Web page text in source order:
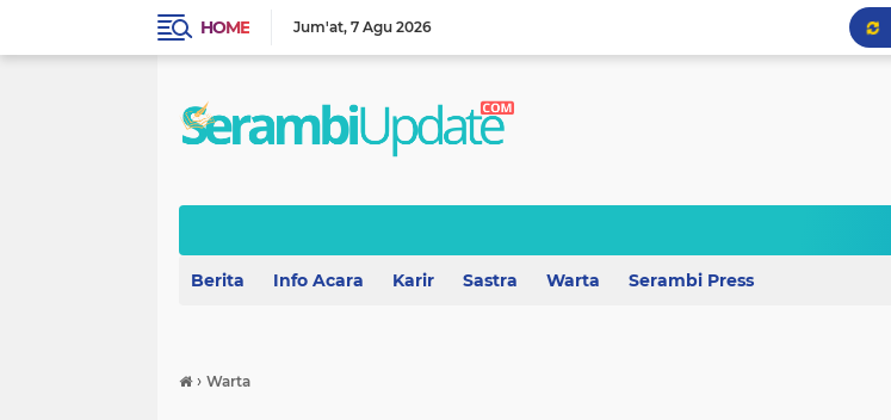
HOME Jum'at 7 Agu 2026
Berita Info Acara Karir Sastra Warta Serambi Press
› Warta